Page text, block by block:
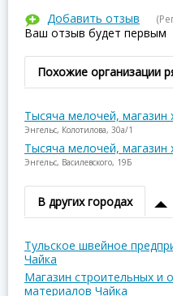
Добавить отзыв
Ваш отзыв будет первым
Похожие организации
Тысяча мелочей, магазин
Энгельс, Колотилова, 30а/1
Тысяча мелочей, магазин
Энгельс, Василевского, 19Б
В других городах
Тульское швейное
Чайка
Магазин строительных и
материалов Чайка